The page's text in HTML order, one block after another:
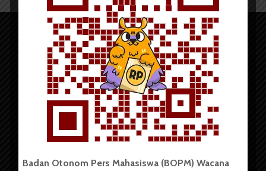
Copyright © 2023. All rights reserved BOPM WACANA.
Badan Otonom Pers Mahasiswa (BOPM) Wacana